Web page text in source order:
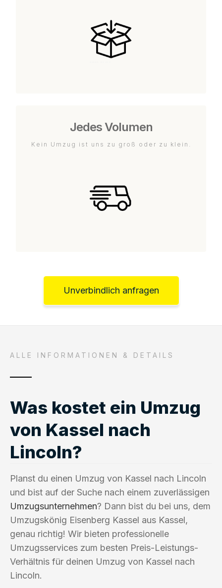
Jedes Volumen
Kein Umzug ist uns zu groß oder zu klein.
Unverbindlich anfragen
ALLE INFORMATIONEN & DETAILS
Was kostet ein Umzug
von Kassel nach
Lincoln?
Planst du einen Umzug von Kassel nach Lincoln
und bist auf der Suche nach einem zuverlässigen
Umzugsunternehmen? Dann bist du bei uns, dem
Umzugskönig Eisenberg Kassel aus Kassel,
genau richtig! Wir bieten professionelle
Umzugsservices zum besten Preis-Leistungs-
Verhältnis für deinen Umzug von Kassel nach
Lincoln.